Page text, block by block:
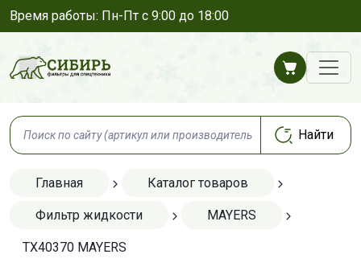
Время работы: Пн-Пт с 9:00 до 18:00
Главная Каталог товаров
Фильтр жидкости MAYERS
TX40370 MAYERS